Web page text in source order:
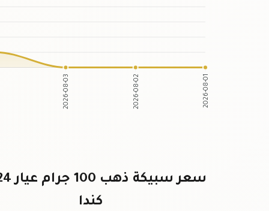
2026-08-03 2026-08-02 2026-08-01
كندا